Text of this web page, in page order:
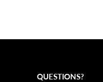
QUESTIONS?